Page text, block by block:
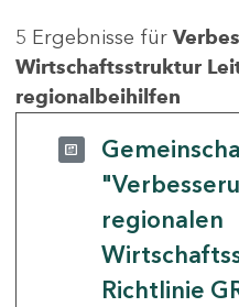
5 Ergebnisse für
Wirtschaftsstruktur
regionalbeihilfen
regionalen
Richtlinie